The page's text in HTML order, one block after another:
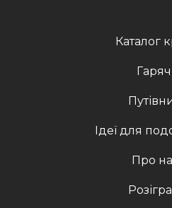
Каталог
Ідеї для
Про